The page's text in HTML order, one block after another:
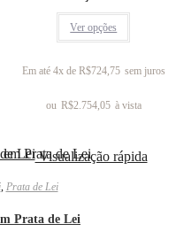
Ver opções
Em até 4x de R$724,75 sem juros
ou R$2.754,05 à vista
Visualização rápida
, Prata de Lei
Prata de Lei